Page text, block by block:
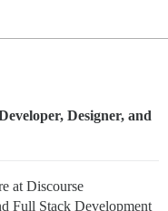
Designer, and
at Discourse
Full Stack Development